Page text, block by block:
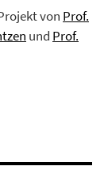
von Prof.
und Prof.